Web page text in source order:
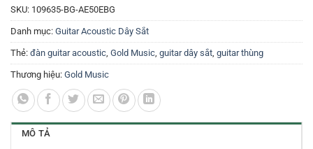
SKU: 109635-BG-AE50EBG
Danh mục: Guitar Acoustic Dây Sắt
Thẻ: đàn guitar acoustic, Gold Music, guitar dây sắt, guitar thùng
Thương hiệu: Gold Music
MÔ TẢ